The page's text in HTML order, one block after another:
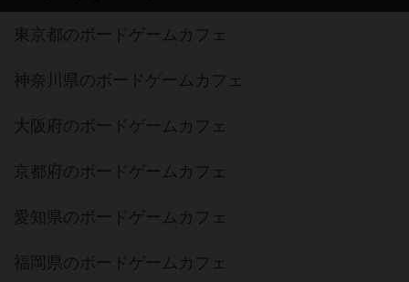
東京都のボードゲームカフェ
神奈川県のボードゲームカフェ
大阪府のボードゲームカフェ
京都府のボードゲームカフェ
愛知県のボードゲームカフェ
福岡県のボードゲームカフェ